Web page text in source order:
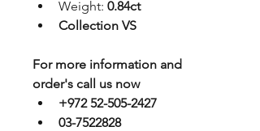
Weight: 0.84ct
Collection VS
For more information and
order's call us now
+972 52-505-2427
03-7522828